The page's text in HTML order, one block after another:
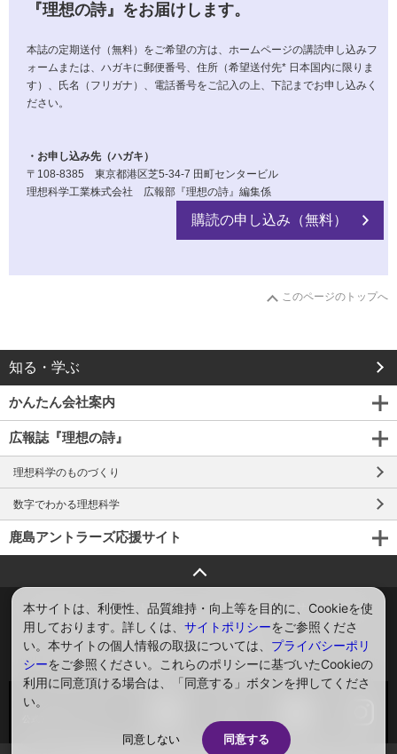
『理想の詩』をお届けします。
本誌の定期送付（無料）をご希望の方は、ホームページの講読申し込みフ
ォームまたは、ハガキに郵便番号、住所（希望送付先* 日本国内に限りま
す）、氏名（フリガナ）、電話番号をご記入の上、下記までお申し込みく
ださい。
・お申し込み先（ハガキ）
〒108-8385 東京都港区芝5-34-7 田町センタービル
理想科学工業株式会社 広報部『理想の詩』編集係
購読の申し込み（無料）
このページのトップへ
知る・学ぶ
かんたん会社案内
広報誌『理想の詩』
理想科学のものづくり
数字でわかる理想科学
鹿島アントラーズ応援サイト
ページトップへ戻る
お問い合わせ サイトマップ プライバシー
サイトポリシー
ソーシャルメディアポリシー
Global English
ソーシャルメディア
本サイトは、利便性、品質維持・向上等を目的に、Cookieを使
用しております。詳しくは、サイトポリシーをご参照くださ
い。本サイトの個人情報の取扱については、 プライバシーポリ
シーをご参照ください。これらのポリシーに基づいたCookieの
利用に同意頂ける場合は、「同意する」ボタンを押してくださ
い。
同意しない 同意する